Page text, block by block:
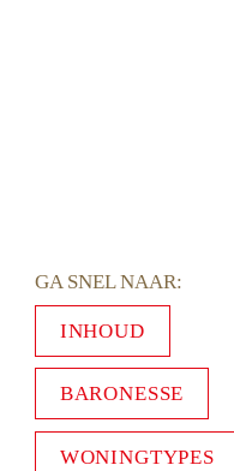
GA SNEL NAAR:
INHOUD
BARONESSE
WONINGTYPES